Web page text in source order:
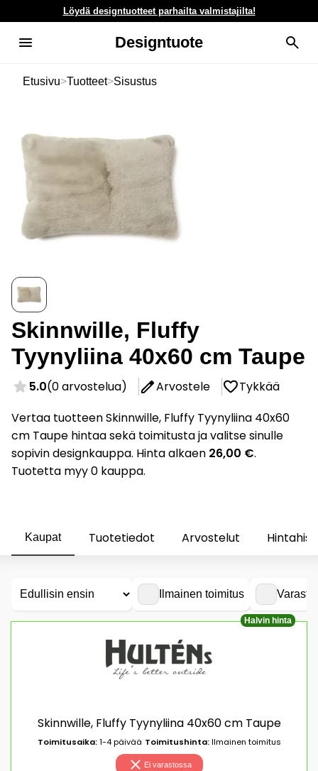
Löydä designtuotteet parhailta valmistajilta!
Designtuote
Etusivu>Tuotteet>Sisustus
Skinnwille, Fluffy
Tyynyliina 40x60 cm Taupe
5.0(0 arvostelua) Arvostele
Tykkää
Vertaa tuotteen Skinnwille, Fluffy Tyynyliina 40x60
cm Taupe hintaa sekä toimitusta ja valitse sinulle
sopivin designkauppa. Hinta alkaen 26,00 €.
Tuotetta myy 0 kauppa.
Kaupat Tuotetiedot Arvostelut
Ilmainen toimitus
Halvin hinta
Skinnwille, Fluffy Tyynyliina 40x60 cm Taupe
Toimitusaika:1-4 päivää Toimitushinta:Ilmainen toimitus
Ei varastossa